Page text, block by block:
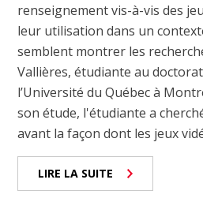
renseignement vis-à-vis des
leur utilisation dans un
semblent montrer les
Vallières, étudiante au
l’Université du Québec à
son étude, l'étudiante a
avant la façon dont les jeux
LIRE LA SUITE